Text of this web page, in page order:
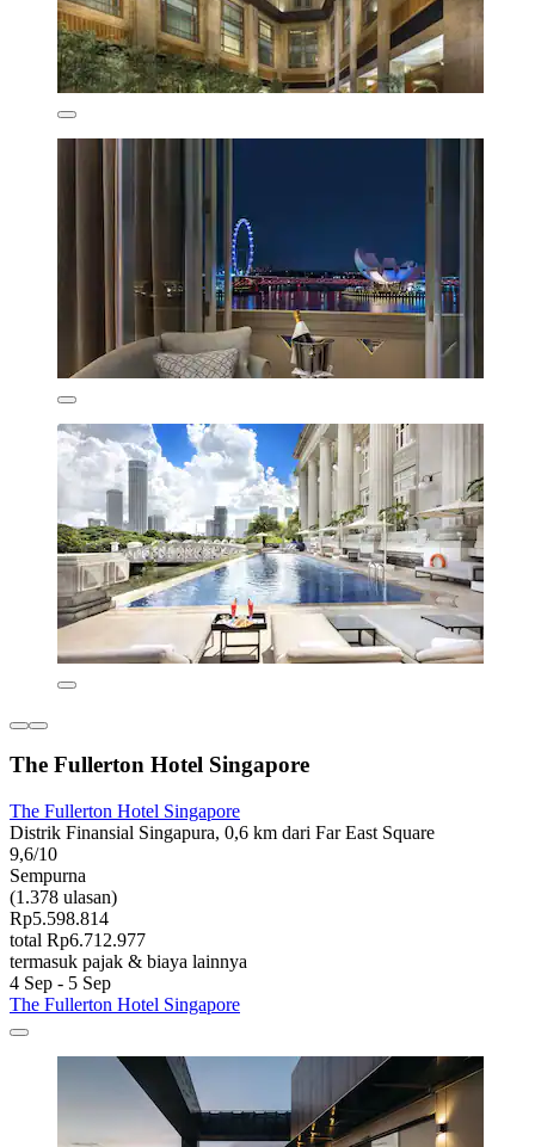
The Fullerton Hotel Singapore
The Fullerton Hotel Singapore
Distrik Finansial Singapura, 0,6 km dari Far East Square
9,6/10
Sempurna
(1.378 ulasan)
Rp5.598.814
total Rp6.712.977
termasuk pajak & biaya lainnya
4 Sep - 5 Sep
The Fullerton Hotel Singapore